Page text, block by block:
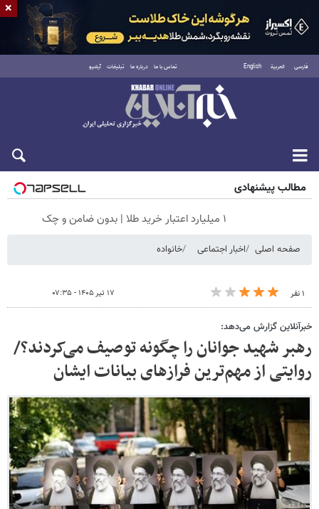
فارسی العربية English تماس با ما درباره ما تبلیغات آرشیو
جمعه ۱۶ مرداد ۱۴۰۵
مطالب پیشنهادی
۱ میلیارد اعتبار خرید طلا | بدون ضامن و چک
صفحه اصلی اخبار اجتماعی خانواده
۱ نفر ۱۷ تیر ۱۴۰۵ - ۰۷:۳۵
خبرآنلاین گزارش می‌دهد:
رهبر شهید جوانان را چگونه توصیف می‌کردند؟/
روایتی از مهم‌ترین فرازهای بیانات ایشان
×